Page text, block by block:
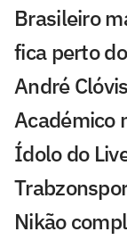
Brasileiro
fica perto
André
Académico
Ídolo do
Nikão